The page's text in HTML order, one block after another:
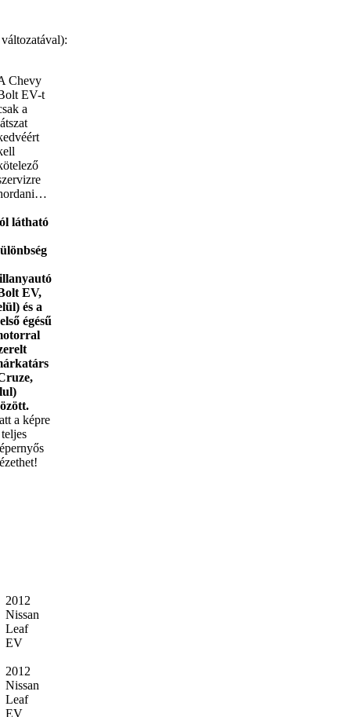
Chevy
EV-t
a
látható
EV,
és a
égésű
a képre
2012
Nissan
Leaf
EV
2012
Nissan
Leaf
EV